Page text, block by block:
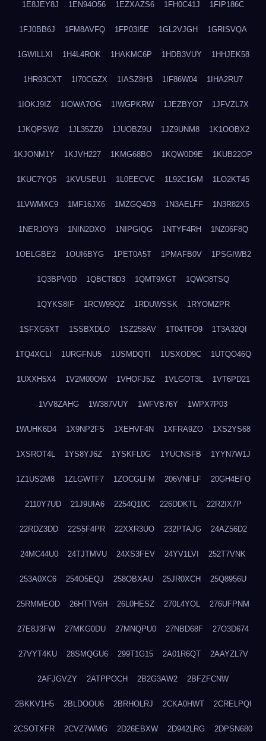
1E8JEY8J 1EN94O56 1EZXAZS6 1FH0C41J 1FIP186C
1FJ0BB6J 1FM8AVFQ 1FP03I5E 1GL2VJGH 1GRISVQA
1GWILLXI 1H4L4ROK 1HAKMC6P 1HDB3VUY 1HHJEK58
1HR93CXT 1I70CGZX 1IASZ8H3 1IF86W04 1IHA2RU7
1IOKJ9IZ 1IOWA7OG 1IWGPKRW 1JEZBYO7 1JFVZL7X
1JKQPSW2 1JL35ZZ0 1JUOBZ9U 1JZ9UNM8 1K1OOBX2
1KJONM1Y 1KJVH227 1KMG68BO 1KQW0D9E 1KUB22OP
1KUC7YQ5 1KVUSEU1 1L0EECVC 1L92C1GM 1LO2KT45
1LVWMXC9 1MF16JX6 1MZGQ4D3 1N3AELFF 1N3R82X5
1NERJOY9 1NIN2DXO 1NIPGIQG 1NTYF4RH 1NZ06F8Q
1OELGBE2 1OUI6BYG 1PET0A5T 1PMAFB0V 1PSGIWB2
1Q3BPV0D 1QBCT8D3 1QMT9XGT 1QWO8TSQ
1QYKS8IF 1RCW99QZ 1RDUWSSK 1RYOMZPR
1SFXG5XT 1SSBXDLO 1SZ258AV 1T04TFO9 1T3A32QI
1TQ4XCLI 1URGFNU5 1USMDQTI 1USXOD9C 1UTQO46Q
1UXXH5X4 1V2M00OW 1VHOFJ5Z 1VLGOT3L 1VT6PD21
1VV8ZAHG 1W387VUY 1WFVB76Y 1WPX7P03
1WUHK6D4 1X9NP2FS 1XEHVF4N 1XFRA9ZO 1XS2YS68
1XSROT4L 1YS8YJ6Z 1YSKFL0G 1YUCNSFB 1YYN7W1J
1Z1US2M8 1ZLGWTF7 1ZOCGLFM 206VNFLF 20GH4EFO
2110Y7UD 21J9UIA6 2254Q10C 226DDKTL 22R2IX7P
22RDZ3DD 22S5F4PR 22XXR3UO 232PTAJG 24AZ56D2
24MC44U0 24TJTMVU 24XS3FEV 24YV1LVI 252T7VNK
253A0XC6 254O5EQJ 258OBXAU 25JR0XCH 25Q8956U
25RMMEOD 26HTTV6H 26L0HESZ 270L4YOL 276UFPNM
27E8J3FW 27MKG0DU 27MNQPU0 27NBD68F 27O3D674
27VYT4KU 28SMQGU6 299T1G15 2A01R6QT 2AAYZL7V
2AFJGVZY 2ATPPOCH 2B2G3AW2 2BFZFCNW
2BKKV1H5 2BLDOOU6 2BRHOLRJ 2CKA0HWT 2CRELPQI
2CSOTXFR 2CVZ7WMG 2D26EBXW 2D942LRG 2DPSN680